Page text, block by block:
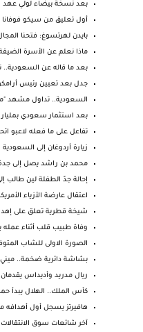
بعد نسخة بيضاء لولي عهد
أول تعليق من سيكو فوفانا
بايدن لهرتسوغ: فتحنا
ماذا نعلم عن الأسرة
بعد ما قاله عن السعودية..
جدل بعد تعيين رئيس
السعودية.. تداول مشهد
بعد استثمار سعودي
تفاعل على ما فعله لاعبو
زيارة أردوغان إلى
محمد بن راشد يصل إلى
إحالة جدّ الطفلة لين طالب
اعتقال عارضة الأزياء
شيخة قطرية تعلق على
وفاة طبيب قلب أثناء
الصورة الاولى للشاب
بشاشة دائرية ضخمة..
ريال مدريد وأديداس
كأس الملك.. الهلال يبدأ
هافيرتز يسجل أول أهدافه
آخر شائعات سوق